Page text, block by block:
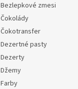
Bezlepkové zmesi
Čokolády
Čokotransfer
Dezertné pasty
Dezerty
Džemy
Farby